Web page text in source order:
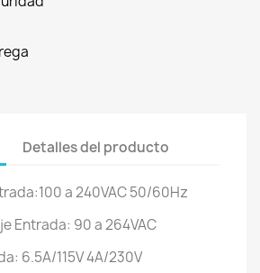
Detalles del producto
a 240VAC 50/60Hz
Entrada: 90 a 264VAC
6.5A/115V 4A/230V